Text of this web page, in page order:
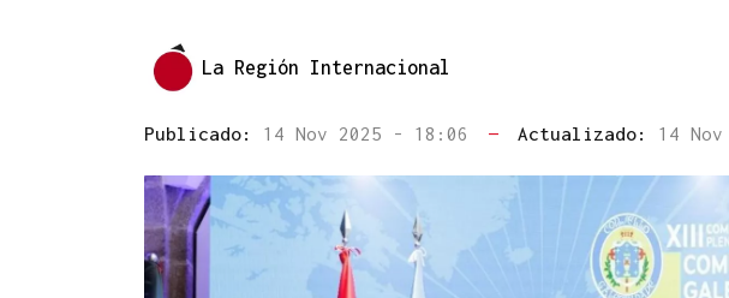
La Región Internacional
Publicado: 14 Nov 2025 - 18:06 — Actualizado: 14